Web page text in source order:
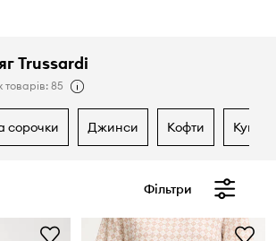
Trussardi
товарів: 85
сорочки джинси кофти
Фільтри